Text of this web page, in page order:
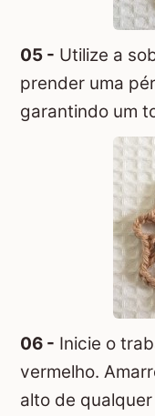
05 - Utilize a
prender uma
garantindo um
06 - Inicie o
vermelho.
alto de